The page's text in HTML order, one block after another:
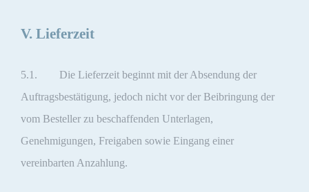
V. Lieferzeit
5.1. Die Lieferzeit beginnt mit der Absendung der
Auftragsbestätigung, jedoch nicht vor der Beibringung der
vom Besteller zu beschaffenden Unterlagen,
Genehmigungen, Freigaben sowie Eingang einer
vereinbarten Anzahlung.